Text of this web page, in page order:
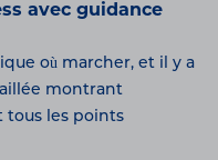
avec guidance
où marcher, et il y a
montrant
tous les points